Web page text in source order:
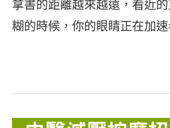
拿書的距離越來越遠，看近
糊的時候，你的眼睛正在加